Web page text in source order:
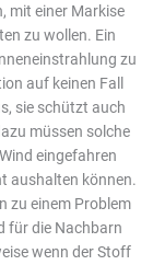
mit einer Markise
zu wollen. Ein
zu
auf keinen Fall
sie schützt auch
müssen solche
eingefahren
aushalten können.
zu einem Problem
für die Nachbarn
wenn der Stoff